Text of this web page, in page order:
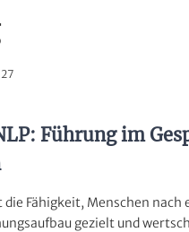
Führung im
Fähigkeit, Menschen nach
gezielt und